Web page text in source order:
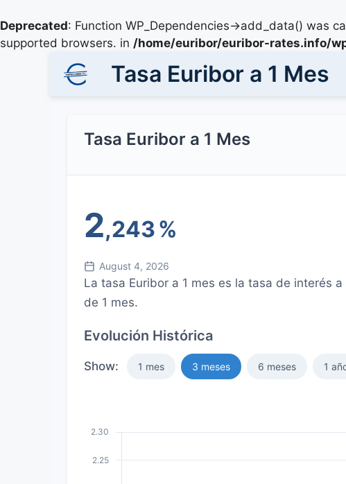
Deprecated: Function WP_Dependencies->add_data() was
supported browsers. in /home/euribor/euribor-rates.info/
Tasa Euribor a 1 Mes
Tasa Euribor a 1 Mes
2,243%
August 4, 2026
La tasa Euribor a 1 mes es la tasa de interés
de 1 mes.
Evolución Histórica
Show: 1 mes 3 meses 6 meses 1